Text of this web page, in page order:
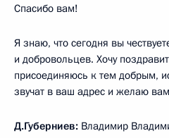
Спасибо вам!
Я знаю, что сегодня вы
и добровольцев. Хочу
присоединяюсь к тем добрым,
звучат в ваш адрес и желаю
Д.Губерниев: Владимир